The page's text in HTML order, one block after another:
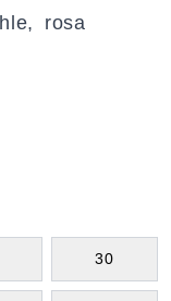
rosa
30